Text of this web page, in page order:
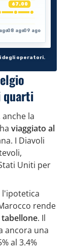
quarti
anche la
ha viaggiato al
I Diavoli
Uniti per
l'ipotetica
rende
. Il
ancora una
al 3.4%